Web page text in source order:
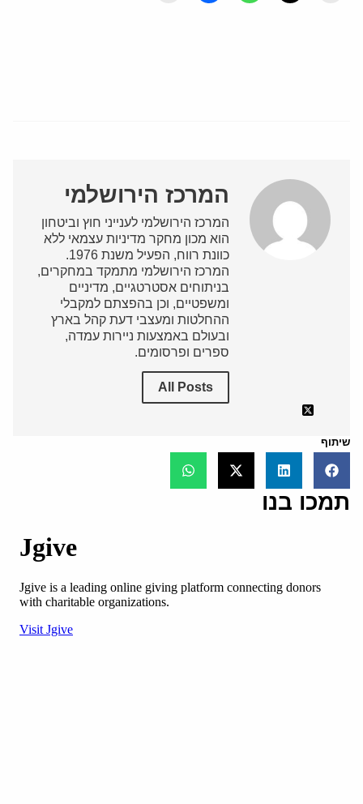
המרכז הירושלמי
המרכז הירושלמי לענייני חוץ וביטחון
הוא מכון מחקר מדיניות עצמאי ללא
כוונת רווח, הפעיל משנת 1976.
המרכז הירושלמי מתמקד במחקרים,
בניתוחים אסטרטגיים, מדיניים
ומשפטיים, וכן בהפצתם למקבלי
ההחלטות ומעצבי דעת קהל בארץ
ובעולם באמצעות ניירות עמדה,
ספרים ופרסומים.
All Posts
שיתוף
תמכו בנו